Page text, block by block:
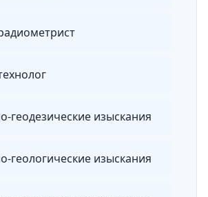
геодезические изыскания
геологические изыскания